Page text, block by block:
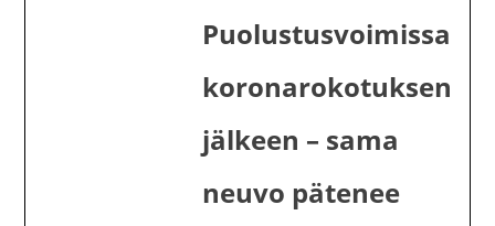
Puolustusvoimissa
koronarokotuksen
jälkeen – sama
neuvo pätenee